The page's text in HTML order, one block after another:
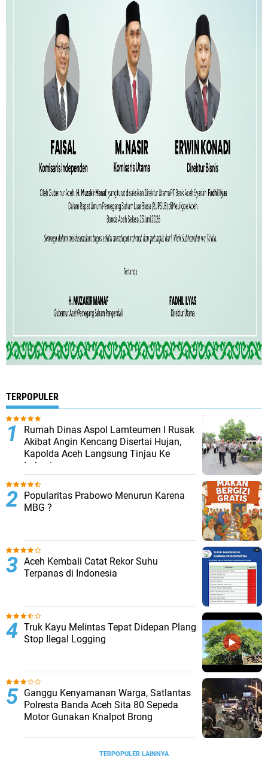
TERPOPULER
Rumah Dinas Aspol Lamteumen I Rusak
Akibat Angin Kencang Disertai Hujan,
Kapolda Aceh Langsung Tinjau Ke
Lokasi
Popularitas Prabowo Menurun Karena
MBG ?
Aceh Kembali Catat Rekor Suhu
Terpanas di Indonesia
Truk Kayu Melintas Tepat Didepan Plang
Stop Ilegal Logging
Ganggu Kenyamanan Warga, Satlantas
Polresta Banda Aceh Sita 80 Sepeda
Motor Gunakan Knalpot Brong
TERPOPULER LAINNYA